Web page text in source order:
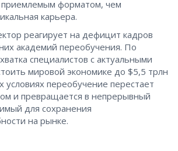
приемлемым форматом, чем
карьера.
реагирует на дефицит кадров
академий переобучения. По
специалистов с актуальными
мировой экономике до $5,5 трлн
условиях переобучение перестает
и превращается в непрерывный
для сохранения
на рынке.